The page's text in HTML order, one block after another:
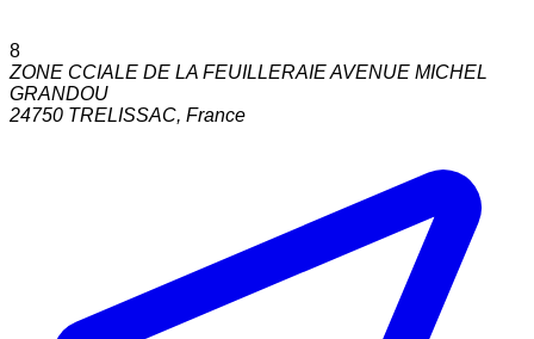
8
ZONE CCIALE DE LA FEUILLERAIE AVENUE MICHEL
GRANDOU
24750 TRELISSAC, France